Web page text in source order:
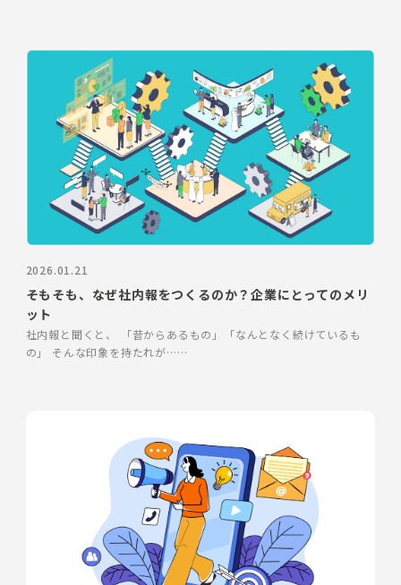
2026.01.21
そもそも、なぜ社内報をつくるのか？企業にとってのメリ
ット
社内報と聞くと、 「昔からあるもの」「なんとなく続けているも
の」 そんな印象を持たれが……